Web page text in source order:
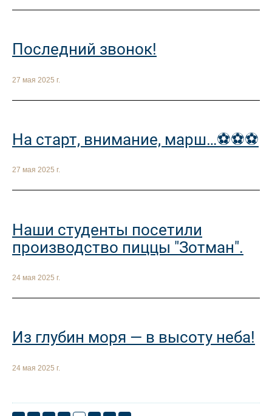
Последний звонок!
27 мая 2025 г.
На старт, внимание, марш…⚽️⚽️⚽️
27 мая 2025 г.
Наши студенты посетили
производство пиццы "Зотман".
24 мая 2025 г.
Из глубин моря — в высоту неба!
24 мая 2025 г.